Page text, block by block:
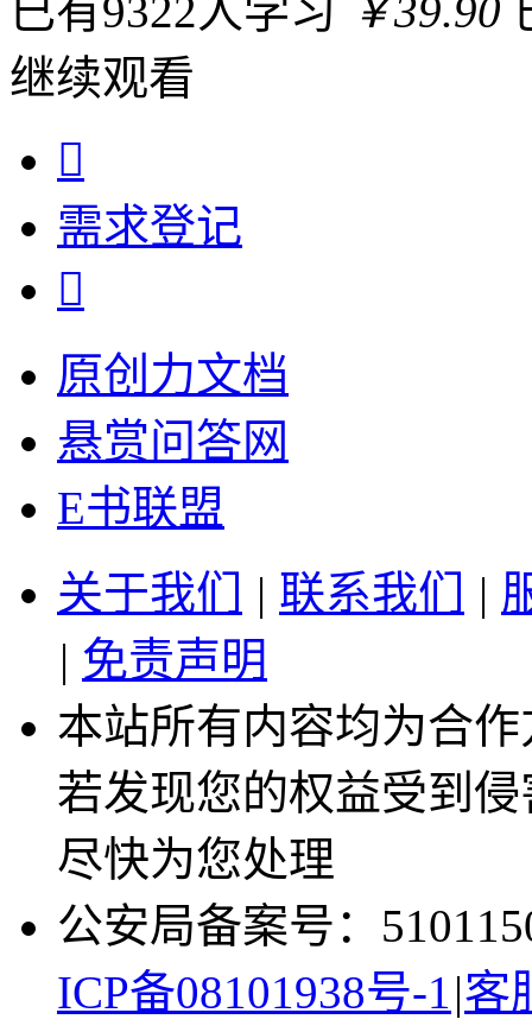
已有9322人学习 ￥39.90
继续观看

需求登记

原创力文档
悬赏问答网
E书联盟
关于我们
| 联系我们 |
| 免责声明
本站所有内容均为合
若发现您的权益受到
尽快为您处理
公安局备案号：
ICP备08101938号-1 |客